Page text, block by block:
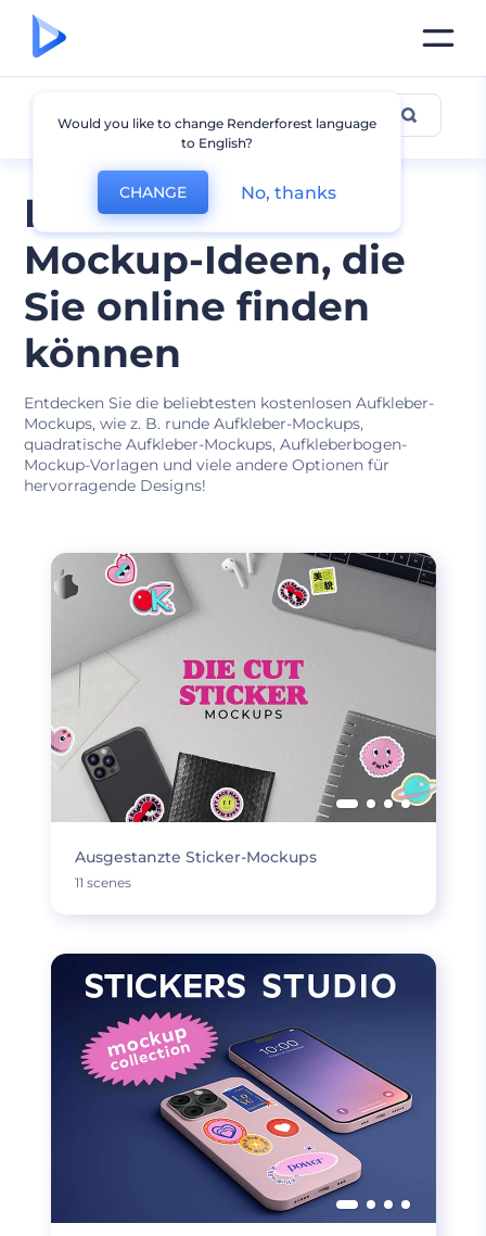
Beste Aufkleber-
Mockup-Ideen, die
Sie online finden
können
Entdecken Sie die beliebtesten kostenlosen Aufkleber-
Mockups, wie z. B. runde Aufkleber-Mockups,
quadratische Aufkleber-Mockups, Aufkleberbogen-
Mockup-Vorlagen und viele andere Optionen für
hervorragende Designs!
Aufkleber Mockup
Ausgestanzte Sticker-Mockups
11 scenes
Would you like to change Renderforest language
to English?
CHANGE No, thanks